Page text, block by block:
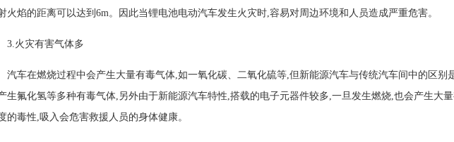
火焰的距离可以达到6m。因此当锂电池电动汽车发生火灾时,容易对周边环境和人员造成严重危害。
火灾有害气体多
车在燃烧过程中会产生大量有毒气体,如一氧化碳、二氧化硫等,但新能源汽车与传统汽车间中的区别
生氟化氢等多种有毒气体,另外由于新能源汽车特性,搭载的电子元器件较多,一旦发生燃烧,也会产生大
的毒性,吸入会危害救援人员的身体健康。